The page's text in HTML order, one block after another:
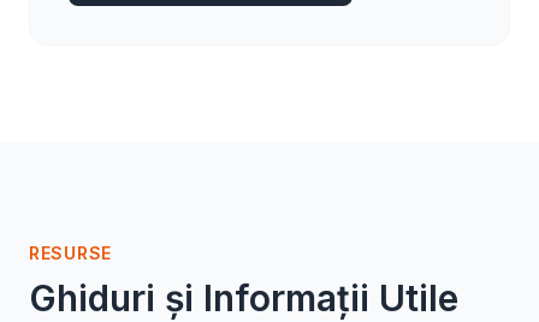
RESURSE
Ghiduri și Informații Utile